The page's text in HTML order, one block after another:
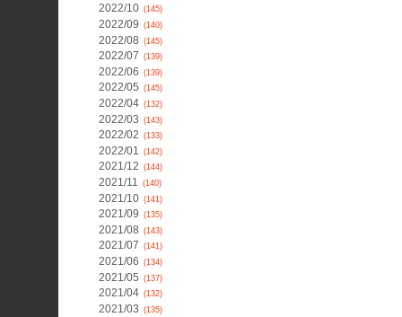
2022/10 (145)
2022/09 (140)
2022/08 (145)
2022/07 (139)
2022/06 (139)
2022/05 (145)
2022/04 (132)
2022/03 (143)
2022/02 (133)
2022/01 (142)
2021/12 (144)
2021/11 (140)
2021/10 (141)
2021/09 (135)
2021/08 (143)
2021/07 (141)
2021/06 (134)
2021/05 (137)
2021/04 (132)
2021/03 (135)